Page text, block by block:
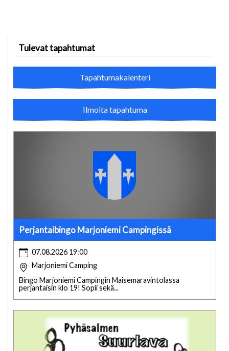
Tulevat tapahtumat
Tapahtumakalenteri
Ilmoita tapahtuma
Perjantaibingo Marjoniemi Campingissä
07.08.2026 19:00
Marjoniemi Camping
Bingo Marjoniemi Campingin Maisemaravintolassa
perjantaisin klo 19! Sopii sekä...